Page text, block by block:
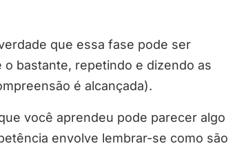
que essa fase pode ser
bastante, repetindo e dizendo as
é alcançada).
você aprendeu pode parecer algo
envolve lembrar-se como são